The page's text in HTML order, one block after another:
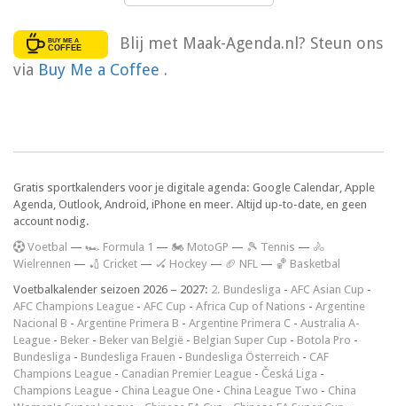
Blij met Maak-Agenda.nl? Steun ons
via Buy Me a Coffee .
Gratis sportkalenders voor je digitale agenda: Google Calendar, Apple
Agenda, Outlook, Android, iPhone en meer. Altijd up-to-date, en geen
account nodig.
Voetbal — 🏎️ Formula 1 — 🏍 MotoGP — 🎾 Tennis — 🚴
Wielrennen — 🏏 Cricket — 🏑 Hockey — 🏈 NFL — 🏀 Basketbal
Voetbalkalender seizoen 2026 – 2027: 2. Bundesliga - AFC Asian Cup -
AFC Champions League - AFC Cup - Africa Cup of Nations - Argentine
Nacional B - Argentine Primera B - Argentine Primera C - Australia A-
League - Beker - Beker van België - Belgian Super Cup - Botola Pro -
Bundesliga - Bundesliga Frauen - Bundesliga Österreich - CAF
Champions League - Canadian Premier League - Česká Liga -
Champions League - China League One - China League Two - China